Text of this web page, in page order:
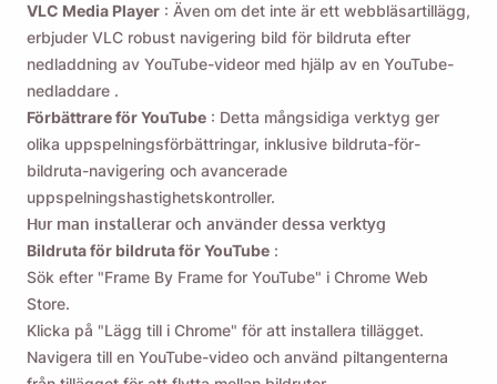
VLC Media Player : Även om det inte är ett webbläsartillägg,
erbjuder VLC robust navigering bild för bildruta efter
nedladdning av YouTube-videor med hjälp av en YouTube-
nedladdare .
Förbättrare för YouTube : Detta mångsidiga verktyg ger
olika uppspelningsförbättringar, inklusive bildruta-för-
bildruta-navigering och avancerade
uppspelningshastighetskontroller.
Hur man installerar och använder dessa verktyg
Bildruta för bildruta för YouTube :
Sök efter "Frame By Frame for YouTube" i Chrome Web
Store.
Klicka på "Lägg till i Chrome" för att installera tillägget.
Navigera till en YouTube-video och använd piltangenterna